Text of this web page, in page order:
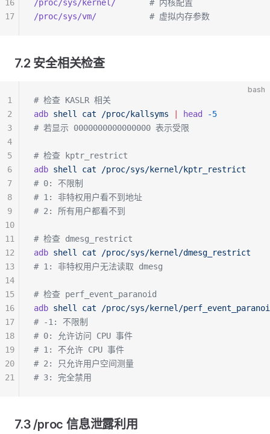
/proc/sys/kernel/
       # 内核配置
/proc/sys/vm/
           # 虚拟内存参数
16
17
7.2 安全相关检查
bash
# 检查 KASLR 相关
adb shell cat /proc/kallsyms head
-5
# 若显示 0000000000000000 表示受限
# 检查 kptr_restrict
adb shell cat /proc/sys/kernel/kptr_restrict
# 0: 不限制
# 1: 非特权用户看不到地址
# 2: 所有用户都看不到
# 检查 dmesg_restrict
adb shell cat /proc/sys/kernel/dmesg_restrict
# 1: 非特权用户无法读取 dmesg
# 检查 perf_event_paranoid
adb shell cat /proc/sys/kernel/
# -1: 不限制
# 0: 允许访问 CPU 事件
# 1: 不允许 CPU 事件
# 2: 只允许用户空间测量
# 3: 完全禁用
1
2
3
4
5
6
7
8
9
10
11
12
13
14
15
16
17
18
19
20
21
7.3 /proc 信息泄露利用